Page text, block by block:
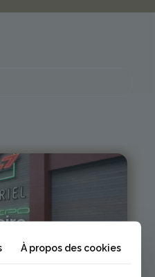
À propos des cookies